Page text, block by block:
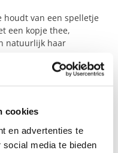
cookies
en advertenties te
media te bieden
houdt van een spelletje
een kopje thee,
natuurlijk haar